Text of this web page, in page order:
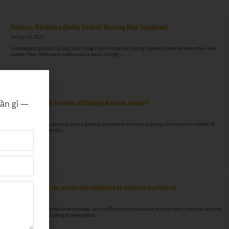
Mattress Machinery Quality Control: Ensuring High Standards?
Tháng 5 8, 2025
Inconsistent product quality and rising return rates are costing mattress factories more than ever
before. Poor machinery maintenance leads directly…
How to Solve the Problem of Quilting Machine Jumper?
Nothing is more frustrating than a quilting machine that keeps skipping stitches in the middle of
production. To solve the…
How to improve the production efficiency of mattress machinery?
Rising labor costs, inconsistent quality, and inefficient workflows are limiting many mattress factories
from growing and scaling to meet global…
gì —